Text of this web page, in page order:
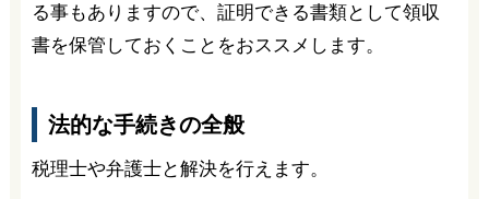
る事もありますので、証明できる書類として領収
書を保管しておくことをおススメします。
法的な手続きの全般
税理士や弁護士と解決を行えます。